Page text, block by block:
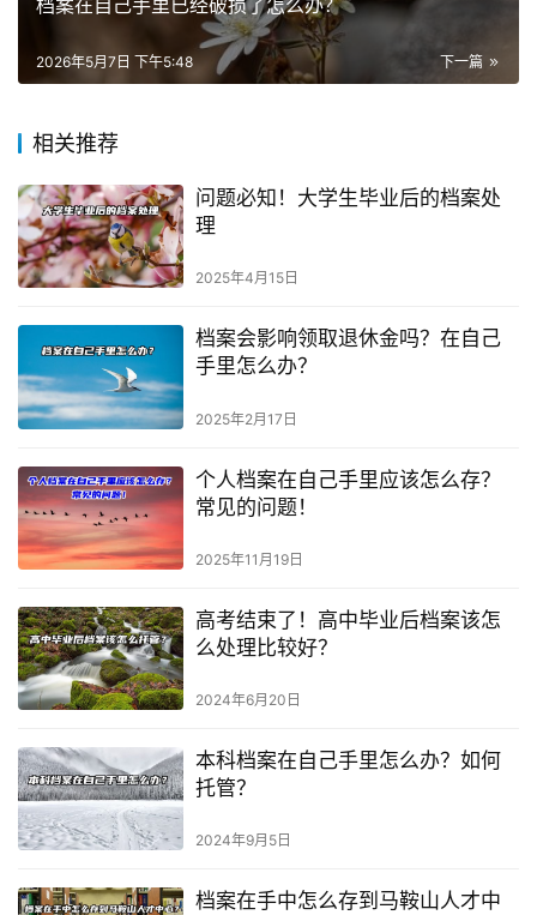
档案在自己手里已经破损了怎么办？
下一篇
2026年5月7日 下午5:48
相关推荐
问题必知！大学生毕业后的档案处
理
2025年4月15日
档案会影响领取退休金吗？在自己
手里怎么办？
2025年2月17日
个人档案在自己手里应该怎么存？
常见的问题！
2025年11月19日
高考结束了！高中毕业后档案该怎
么处理比较好？
2024年6月20日
本科档案在自己手里怎么办？如何
托管？
2024年9月5日
档案在手中怎么存到马鞍山人才中